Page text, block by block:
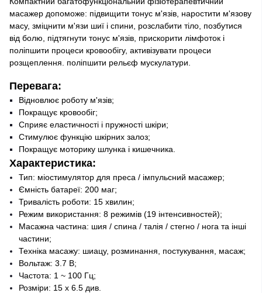
масажер допоможе: підвищити тонус м'язів, наростити м'язову
масу, зміцнити м'язи шиї і спини, розслабити тіло, позбутися
від болю, підтягнути тонус м'язів, прискорити лімфоток і
поліпшити процеси кровообігу, активізувати процеси
розщеплення. поліпшити рельєф мускулатури.
Перевага:
Відновлює роботу м'язів;
Покращує кровообіг;
Сприяє еластичності і пружності шкіри;
Стимулює функцію шкірних залоз;
Покращує моторику шлунка і кишечника.
Характеристика:
Тип: міостимулятор для преса / імпульсний масажер;
Ємність батареї: 200 маг;
Тривалість роботи: 15 хвилин;
Режим використання: 8 режимів (19 інтенсивностей);
Масажна частина: шия / спина / талія / стегно / нога та інші
частини;
Техніка масажу: шиацу, розминання, постукування, масаж;
Вольтаж: 3.7 В;
Частота: 1 ~ 100 Гц;
Розміри: 15 х 6.5 див.